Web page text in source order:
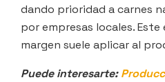
dando prioridad a carnes
por empresas locales.
margen suele aplicar al
Puede interesarte: